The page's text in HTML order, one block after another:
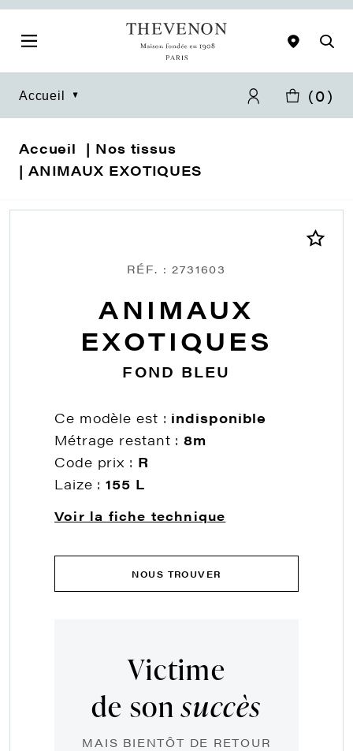
Accueil (0)
Accueil
Nos tissus
ANIMAUX EXOTIQUES
RÉF. : 2731603
ANIMAUX
EXOTIQUES
FOND BLEU
Ce modèle est : indisponible
Métrage restant :8m
Code prix : R
Laize :155 L
Voir la fiche technique
NOUS TROUVER
Victime
de sonsuccès
MAIS BIENTÔT DE RETOUR